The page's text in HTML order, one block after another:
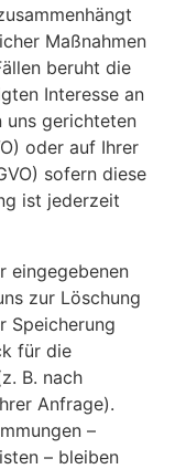
Maßnahmen
beruht die
Interesse an
uns gerichteten
oder auf Ihrer
sofern diese
ist jederzeit
eingegebenen
zur Löschung
Speicherung
für die
B. nach
Anfrage).
–
– bleiben